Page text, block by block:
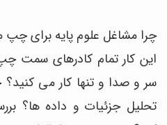
چرا مشاغل علوم پایه برای
این کار تمام کادرهای سمت
سر و صدا و تنها کار می
تحلیل جزئیات و داده ها؟